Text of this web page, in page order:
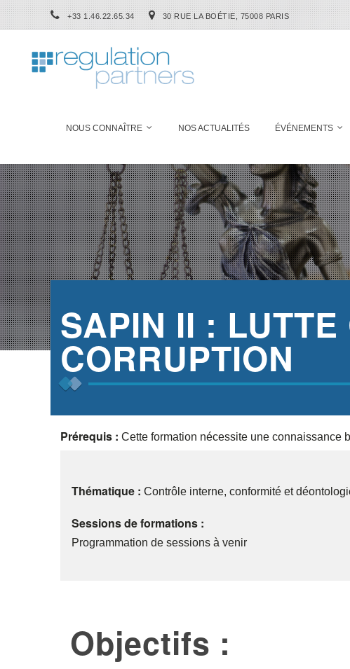
+33 1.46.22.65.34 30 RUE LA BOÉTIE, 75008 PARIS
NOUS CONNAÎTRE NOS ACTUALITÉS ÉVÉNEMENTS
SAPIN II :
CORRUPTION
Prérequis : Cette formation nécessite une connaissance
Thématique : Contrôle interne, conformité et
Sessions de formations :
Programmation de sessions à venir
Objectifs :